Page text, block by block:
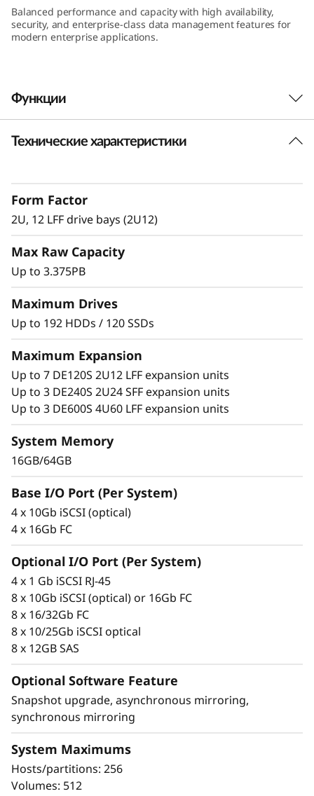
0
0
2
U
2
L
F
F
H
b
d
F
a
h
A
a
y
Balanced performance and capacity with high availability,
security, and enterprise-class data management features for
modern enterprise applications.
Функции
Производительность и доступность
адаптивного кэширования была создана для
таких рабочих нагрузок, как потоковые
ввода-вывода или высокими требованиями к
пропускной способности, а также
систем хранения данных.
копирования и восстановления,
высокопроизводительных вычислений,
больших данных, аналитики и виртуализации,
однако они прекрасно проявляют себя и в
универсальных вычислительных средах.
Система Lenovo ThinkSystem серии DE
обеспечивает доступность до 99,9999 %
благодаря путям ввода-вывода с полным
резервированием, расширенным функциям
защиты данных и широким диагностическим
возможностям.
Кроме того, это в высшей степени безопасная
система: благодаря надежным механизмам
защиты критически важные бизнес-данные и
конфиденциальная личная информация Ваших
заказчиков надежно защищены.
Технические характеристики
Form Factor
2U, 12 LFF drive bays (2U12)
Max Raw Capacity
Up to 3.375PB
Maximum Drives
Up to 192 HDDs / 120 SSDs
Maximum Expansion
Up to 7 DE120S 2U12 LFF expansion units
Up to 3 DE240S 2U24 SFF expansion units
Up to 3 DE600S 4U60 LFF expansion units
System Memory
16GB/64GB
Base I/O Port (Per System)
4 x 10Gb iSCSI (optical)
4 x 16Gb FC
Optional I/O Port (Per System)
4 x 1 Gb iSCSI RJ-45
8 x 10Gb iSCSI (optical) or 16Gb FC
8 x 16/32Gb FC
8 x 10/25Gb iSCSI optical
8 x 12GB SAS
Optional Software Feature
Snapshot upgrade, asynchronous mirroring,
synchronous mirroring
System Maximums
Hosts/partitions: 256
Volumes: 512